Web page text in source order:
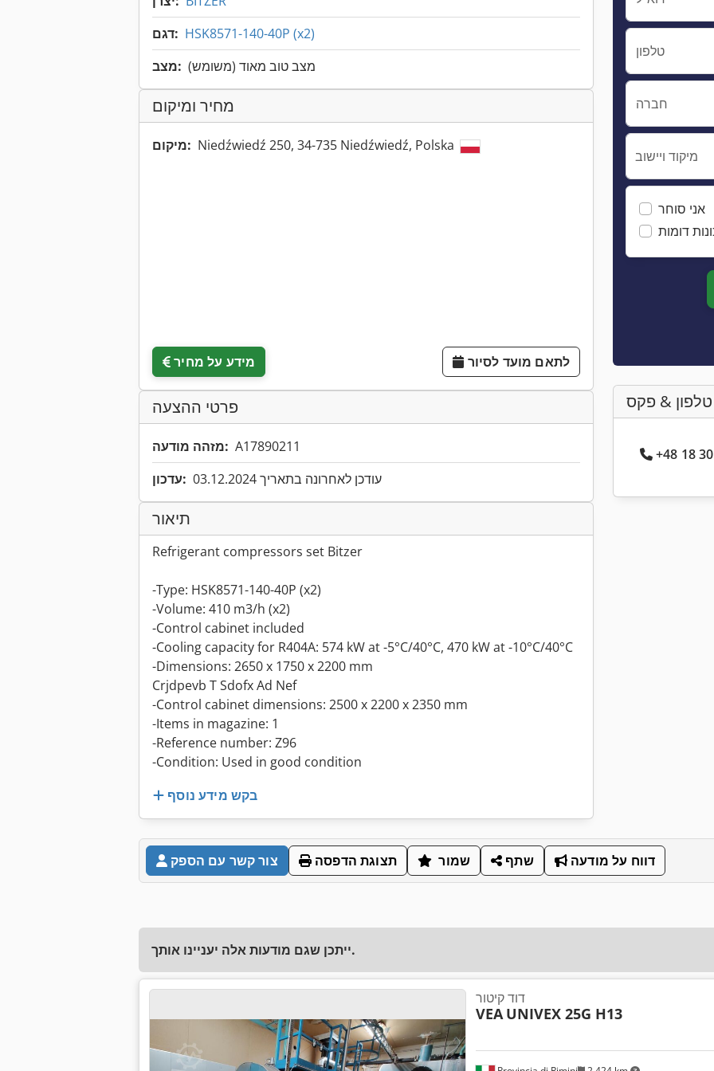
דגם: HSK8571-140-40P (x2)
מצב: מצב טוב מאוד (משומש)
מחיר ומיקום
מיקום: Niedźwiedź 250, 34-735 Niedźwiedź, Polska
מידע על מחיר לתאם מועד לסיור
פרטי ההצעה
מזהה מודעה: A17890211
עדכון:
עודכן לאחרונה בתאריך 03.12.2024
תיאור
Refrigerant compressors set Bitzer
-Type: HSK8571-140-40P (x2)
-Volume: 410 m3/h (x2)
-Control cabinet included
-Cooling capacity for R404A: 574 kW at -5°C/40°C, 470 kW at -10°C/40°C
-Dimensions: 2650 x 1750 x 2200 mm
Crjdpevb T Sdofx Ad Nef
-Control cabinet dimensions: 2500 x 2200 x 2350 mm
-Items in magazine: 1
-Reference number: Z96
-Condition: Used in good condition
בקש מידע נוסף
טלפון
חברה
מיקוד ויישוב
אני סוחר
דומות
טלפון & פקס
צור קשר עם הספק תצוגת הדפסה שמור שתף דווח על מודעה
ייתכן שגם מודעות אלה יעניינו אותך.
דוד קיטור
VEA UNIVEX 25G H13